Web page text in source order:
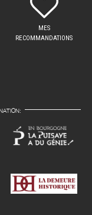
MES
RECOMMANDATIONS